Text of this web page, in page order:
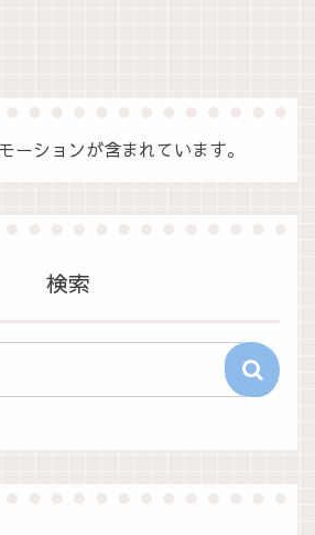
ーションが含まれています。
検索